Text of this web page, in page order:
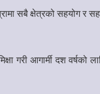
सबै क्षेत्रको सहयोग र
गरी आगार्मी दश